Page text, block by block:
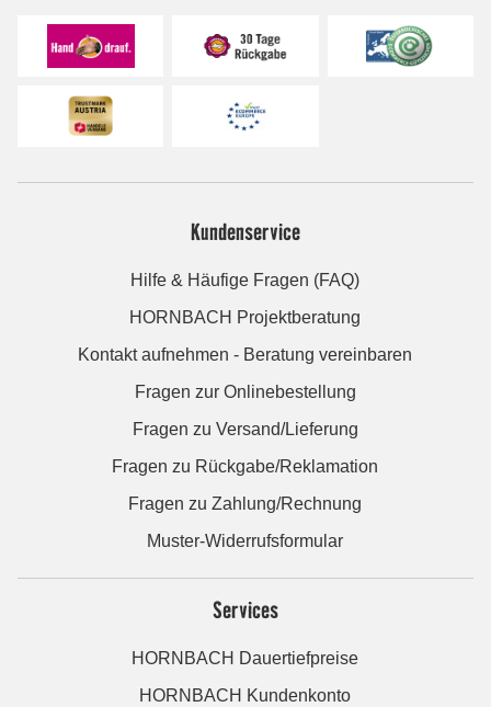
Kundenservice
Hilfe & Häufige Fragen (FAQ)
HORNBACH Projektberatung
Kontakt aufnehmen - Beratung vereinbaren
Fragen zur Onlinebestellung
Fragen zu Versand/Lieferung
Fragen zu Rückgabe/Reklamation
Fragen zu Zahlung/Rechnung
Muster-Widerrufsformular
Services
HORNBACH Dauertiefpreise
HORNBACH Kundenkonto